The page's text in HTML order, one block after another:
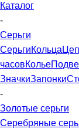
Каталог
-
Серьги
СерьгиКольца
часовКолье
ЗначкиЗапонки
-
Золотые серьги
Серебряные